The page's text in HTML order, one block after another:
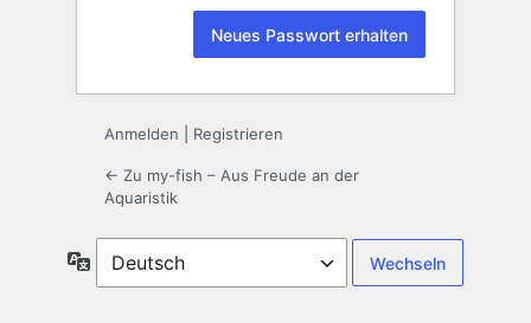
Anmelden Registrieren
← Zu my-fish – Aus Freude an der
Aquaristik
Sprache